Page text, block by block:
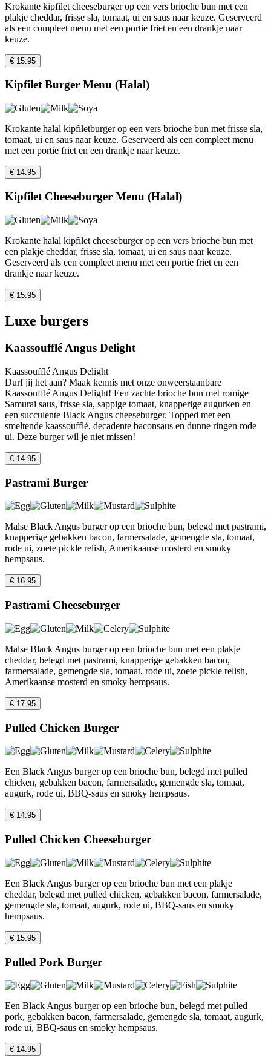
Krokante kipfilet cheeseburger op een vers brioche bun met een
plakje cheddar, frisse sla, tomaat, ui en saus naar keuze. Geserveerd
als een compleet menu met een portie friet en een drankje naar
keuze.
€ 15.95
Kipfilet Burger Menu (Halal)
Krokante halal kipfiletburger op een vers brioche bun met frisse sla,
tomaat, ui en saus naar keuze. Geserveerd als een compleet menu
met een portie friet en een drankje naar keuze.
€ 14.95
Kipfilet Cheeseburger Menu (Halal)
Krokante halal kipfilet cheeseburger op een vers brioche bun met
een plakje cheddar, frisse sla, tomaat, ui en saus naar keuze.
Geserveerd als een compleet menu met een portie friet en een
drankje naar keuze.
€ 15.95
Luxe burgers
Kaassoufflé Angus Delight
Kaassoufflé Angus Delight
Durf jij het aan? Maak kennis met onze onweerstaanbare
Kaassoufflé Angus Delight! Een zachte brioche bun met romige
Samurai saus, frisse sla, sappige tomaat, knapperige augurken en
een succulente Black Angus cheeseburger. Topped met een
smeltende kaassoufflé, decadente baconsaus en dunne ringen rode
ui. Deze burger wil je niet missen!
€ 14.95
Pastrami Burger
Malse Black Angus burger op een brioche bun, belegd met pastrami,
knapperige gebakken bacon, farmersalade, gemengde sla, tomaat,
rode ui, zoete pickle relish, Amerikaanse mosterd en smoky
hempsaus.
€ 16.95
Pastrami Cheeseburger
Malse Black Angus burger op een brioche bun met een plakje
cheddar, belegd met pastrami, knapperige gebakken bacon,
farmersalade, gemengde sla, tomaat, rode ui, zoete pickle relish,
Amerikaanse mosterd en smoky hempsaus.
€ 17.95
Pulled Chicken Burger
Een Black Angus burger op een brioche bun, belegd met pulled
chicken, gebakken bacon, farmersalade, gemengde sla, tomaat,
augurk, rode ui, BBQ-saus en smoky hempsaus.
€ 14.95
Pulled Chicken Cheeseburger
Een Black Angus burger op een brioche bun met een plakje
cheddar, belegd met pulled chicken, gebakken bacon, farmersalade,
gemengde sla, tomaat, augurk, rode ui, BBQ-saus en smoky
hempsaus.
€ 15.95
Pulled Pork Burger
Een Black Angus burger op een brioche bun, belegd met pulled
pork, gebakken bacon, farmersalade, gemengde sla, tomaat, augurk,
rode ui, BBQ-saus en smoky hempsaus.
€ 14.95